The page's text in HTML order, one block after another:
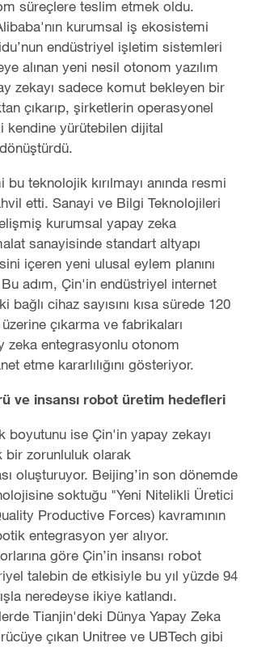
süreçlere teslim etmek oldu.
kurumsal iş ekosistemi
endüstriyel işletim sistemleri
alınan yeni nesil otonom yazılım
zekayı sadece komut bekleyen bir
çıkarıp, şirketlerin operasyonel
kendine yürütebilen dijital
teknolojik kırılmayı anında resmi
etti. Sanayi ve Bilgi Teknolojileri
kurumsal yapay zeka
sanayisinde standart altyapı
içeren yeni ulusal eylem planını
adım, Çin'in endüstriyel internet
bağlı cihaz sayısını kısa sürede 120
çıkarma ve fabrikaları
zeka entegrasyonlu otonom
etme kararlılığını gösteriyor.
ve insansı robot üretim hedefleri
boyutunu ise Çin'in yapay zekayı
zorunluluk olarak
oluşturuyor. Beijing’in son dönemde
soktuğu "Yeni Nitelikli Üretici
Productive Forces) kavramının
entegrasyon yer alıyor.
göre Çin’in insansı robot
talebin de etkisiyle bu yıl yüzde 94
neredeyse ikiye katlandı.
Tianjin'deki Dünya Yapay Zeka
çıkan Unitree ve UBTech gibi